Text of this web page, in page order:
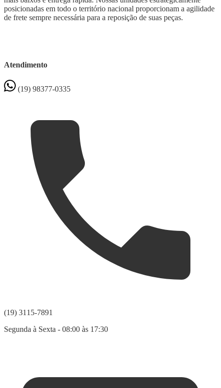
posicionadas em todo o território nacional proporcionam a agilidade
de frete sempre necessária para a reposição de suas peças.
Atendimento
(19) 98377-0335
(19) 3115-7891
Segunda à Sexta - 08:00 às 17:30